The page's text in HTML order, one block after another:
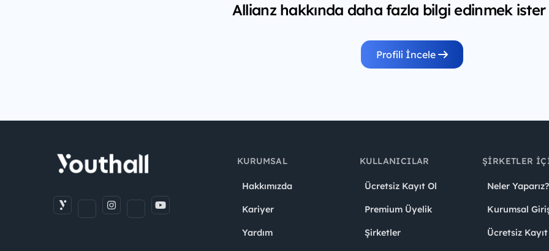
Allianz hakkında daha fazla bilgi edinmek ister
Profili İncele
KURUMSAL
Hakkımızda
Kariyer
Yardım
KULLANICILAR
Ücretsiz Kayıt Ol
Premium Üyelik
Şirketler
ŞIRKETLER
Neler Yaparız?
Kurumsal
Ücretsiz Kayıt